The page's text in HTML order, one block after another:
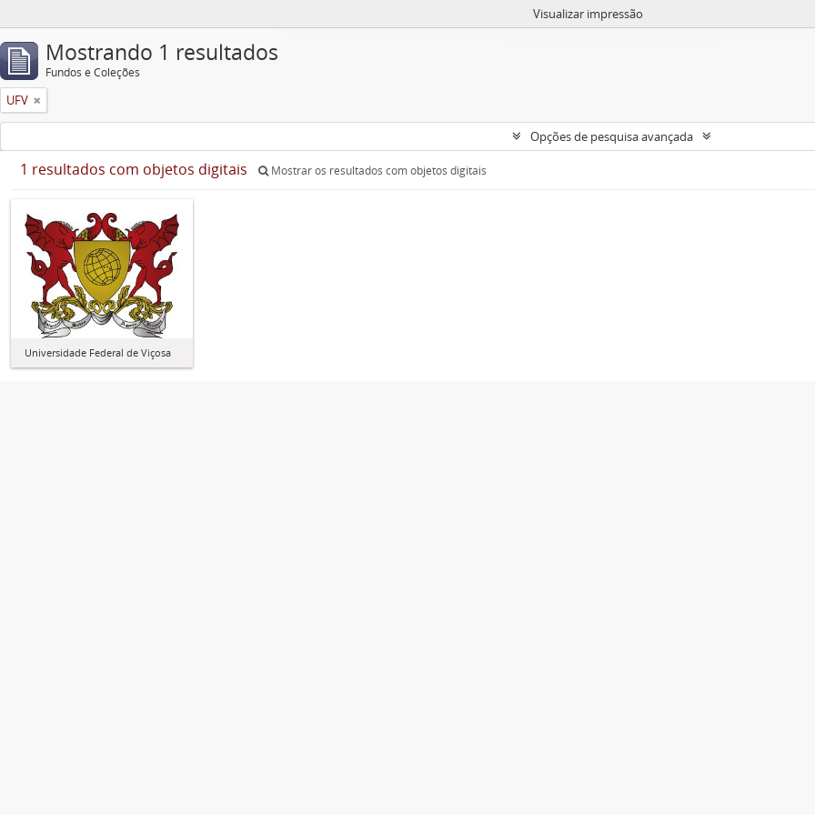
Visualizar impressão
Mostrando 1 resultados
Fundos e Coleções
UFV
Opções de pesquisa avançada
1 resultados com objetos digitais Mostrar os resultados com objetos digitais
Universidade Federal de Viçosa